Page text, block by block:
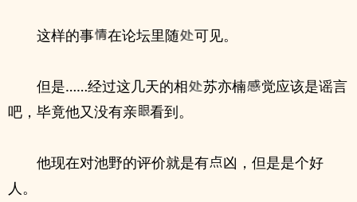
这样的事 在论坛里随 可见。
但是……经过这几天的相 苏亦楠
觉应该是谣言
吧，毕竟他又没有亲
看到。
他现在对池野的评价就是有
凶，但是是个好
人。